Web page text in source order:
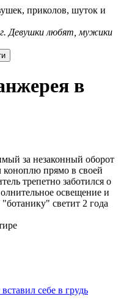
приколов, шуток и
Девушки любят, мужики
в
за незаконный оборот
прямо в своей
трепетно заботился о
освещение и
светит 2 года
себе в грудь